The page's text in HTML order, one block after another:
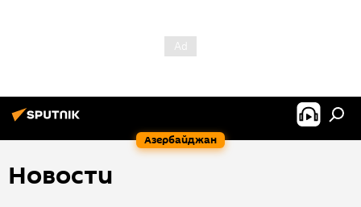
Азербайджан
Новости